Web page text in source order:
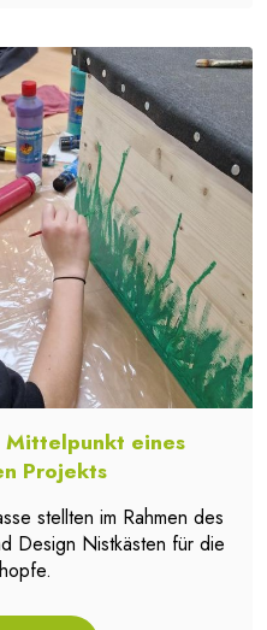
eines
Projekts
stellten im Rahmen des
Design Nistkästen für die